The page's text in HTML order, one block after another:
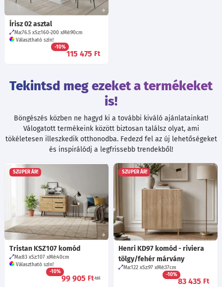
Írisz 02 asztal
Ma:76.5 Sz:160-200 Mé:90cm
Választható szín!
-10%
115 475 Ft
Tekintsd meg ezeket a termékeket
is!
Böngészés közben ne hagyd ki a további kiváló ajánlatainkat!
Válogatott termékeink között biztosan találsz olyat, ami
tökéletesen illeszkedik otthonodba. Fedezd fel az új lehetőségeket
és inspirálódj a legfrissebb trendekből!
SZUPER ÁR!
Tristan KSZ107 komód
Ma:83 Sz:107 Mé:40cm
Választható szín!
-10%
99 905 Ft-tól
SZUPER ÁR!
Henri KD97 komód - riviera
tölgy/fehér márvány
Ma:122 Sz:97 Mé:37cm
-10%
83 435 Ft